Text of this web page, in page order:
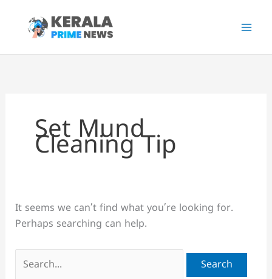
content
Set Mund
Cleaning Tip
It seems we can’t find what you’re looking for.
Perhaps searching can help.